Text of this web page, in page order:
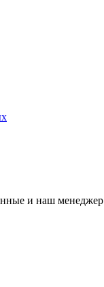
и наш менеджер